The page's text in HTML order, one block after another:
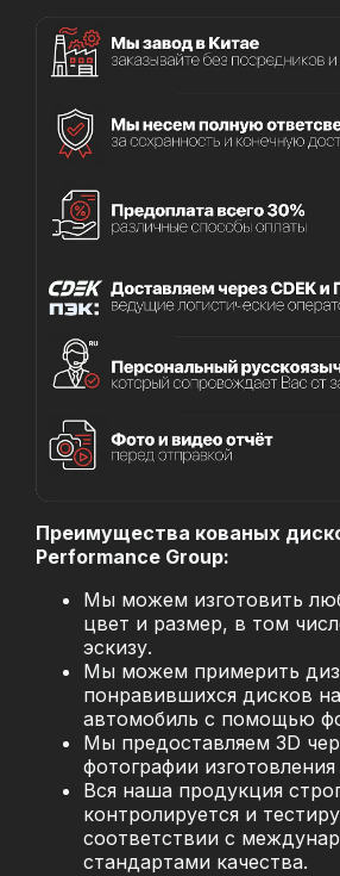
Преимущества кованых
Performance Group:
Мы можем изготовить
цвет и размер, в том
эскизу.
Мы можем примерить
понравившихся дисков
автомобиль с помощью
Мы предоставляем 3D
фотографии
Вся наша продукция
контролируется и
соответствии с
стандартами качества.